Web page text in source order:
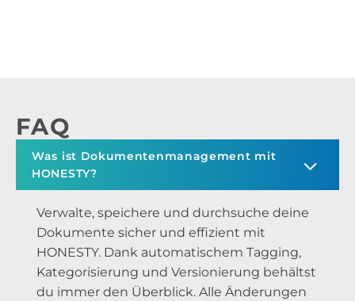
FAQ
Was ist Dokumentenmanagement mit
HONESTY?
Verwalte, speichere und durchsuche deine
Dokumente sicher und effizient mit
HONESTY. Dank automatischem Tagging,
Kategorisierung und Versionierung behältst
du immer den Überblick. Alle Änderungen